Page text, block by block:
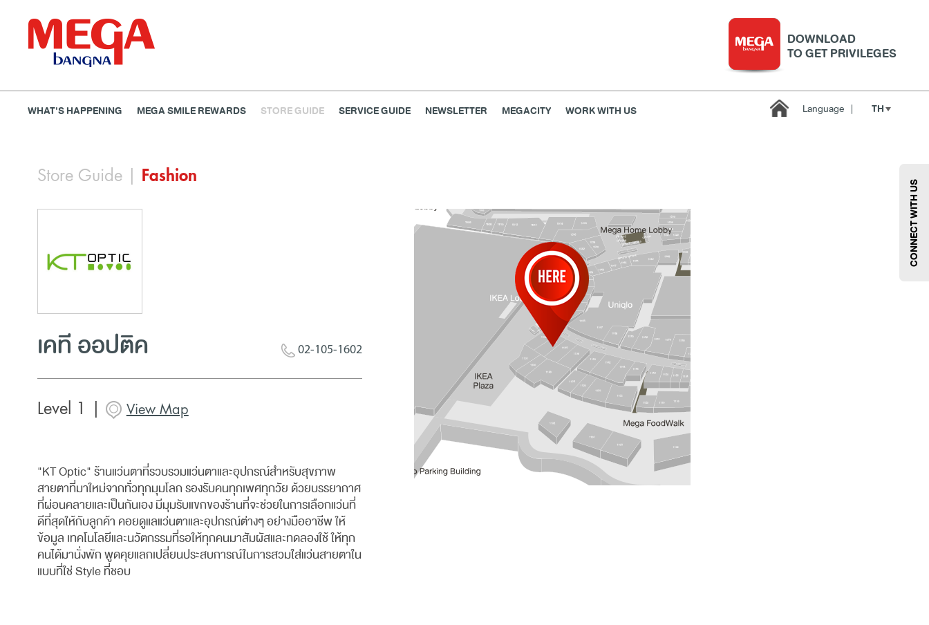
DOWNLOAD
TO GET PRIVILEGES
WHAT'S HAPPENING MEGA SMILE REWARDS STORE GUIDE SERVICE GUIDE NEWSLETTER MEGACITY WORK WITH US Language | TH
ธนาคาร ร้านอาหาร เอ็นเตอร์เทนเม้นท์
@Megabangna
CONNECT WITH US
Store Guide| Fashion
เคที ออปติค 02-105-1602
Level 1 | View Map
"KT Optic" ร้านแว่นตาที่รวบรวมแว่นตาและอุปกรณ์สำหรับสุขภาพ
สายตาที่มาใหม่จากทั่วทุกมุมโลก รองรับคนทุกเพศทุกวัย ด้วยบรรยากาศ
ที่ผ่อนคลายและเป็นกันเอง มีมุมรับแขกของร้านที่จะช่วยในการเลือกแว่นที่
ดีที่สุดให้กับลูกค้า คอยดูแลแว่นตาและอุปกรณ์ต่างๆ อย่างมืออาชีพ ให้
ข้อมูล เทคโนโลยีและนวัตกรรมที่รอให้ทุกคนมาสัมผัสและทดลองใช้ ให้ทุก
คนได้มานั่งพัก พูดคุยแลกเปลี่ยนประสบการณ์ในการสวมใส่แว่นสายตาใน
แบบที่ใช่ Style ที่ชอบ